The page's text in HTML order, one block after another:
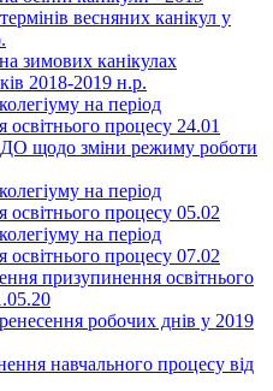
весняних канікул у
зимових канікулах
2018-2019 н.р.
на період
процесу 24.01
ДО щодо зміни режиму роботи
на період
освітнього процесу 05.02
на період
освітнього процесу 07.02
призупинення освітнього
робочих днів у 2019
навчального процесу від